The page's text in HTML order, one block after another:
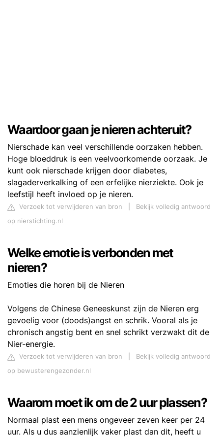
Waardoor gaan je nieren achteruit?
Nierschade kan veel verschillende oorzaken hebben.
Hoge bloeddruk is een veelvoorkomende oorzaak. Je
kunt ook nierschade krijgen door diabetes,
slagaderverkalking of een erfelijke nierziekte. Ook je
leefstijl heeft invloed op je nieren.
Verzoek tot verwijderen van bron
Bekijk volledig antwoord
op nierstichting.nl
Welke emotie is verbonden met
nieren?
Emoties die horen bij de Nieren
Volgens de Chinese Geneeskunst zijn de Nieren erg
gevoelig voor (doods)angst en schrik. Vooral als je
chronisch angstig bent en snel schrikt verzwakt dit de
Nier-energie.
Verzoek tot verwijderen van bron
Bekijk volledig antwoord
op bewusterengezonder.nl
Waarom moet ik om de 2 uur plassen?
Normaal plast een mens ongeveer zeven keer per 24
uur. Als u dus aanzienlijk vaker plast dan dit, heeft u